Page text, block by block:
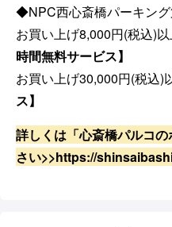
◆NPC西心斎橋パーキン
お買い上げ8,000円(税込)
時間無料サービス】
お買い上げ30,000円(税込)
ス】
詳しくは「心斎橋パルコ
さい>>https://